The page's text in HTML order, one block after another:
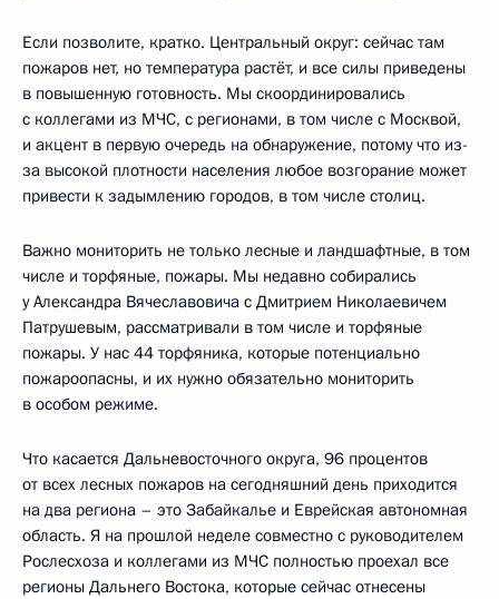
Если позволите, кратко. Центральный округ: сейчас там
пожаров нет, но температура растёт, и все силы приведены
в повышенную готовность. Мы скоординировались
с коллегами из МЧС, с регионами, в том числе с Москвой,
и акцент в первую очередь на обнаружение, потому что из-
за высокой плотности населения любое возгорание может
привести к задымлению городов, в том числе столиц.
Важно мониторить не только лесные и ландшафтные, в том
числе и торфяные, пожары. Мы недавно собирались
у Александра Вячеславовича с Дмитрием Николаевичем
Патрушевым, рассматривали в том числе и торфяные
пожары. У нас 44 торфяника, которые потенциально
пожароопасны, и их нужно обязательно мониторить
в особом режиме.
Что касается Дальневосточного округа, 96 процентов
от всех лесных пожаров на сегодняшний день приходится
на два региона – это Забайкалье и Еврейская автономная
область. Я на прошлой неделе совместно с руководителем
Рослесхоза и коллегами из МЧС полностью проехал все
регионы Дальнего Востока, которые сейчас отнесены